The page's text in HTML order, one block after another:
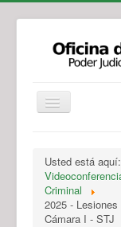
Legislación
Recursos y
Usted está aquí:
Criminal
2025 -
Cámara I - STJ